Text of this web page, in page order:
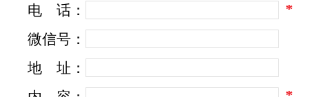
电
话：
*
微信号：
地
址：